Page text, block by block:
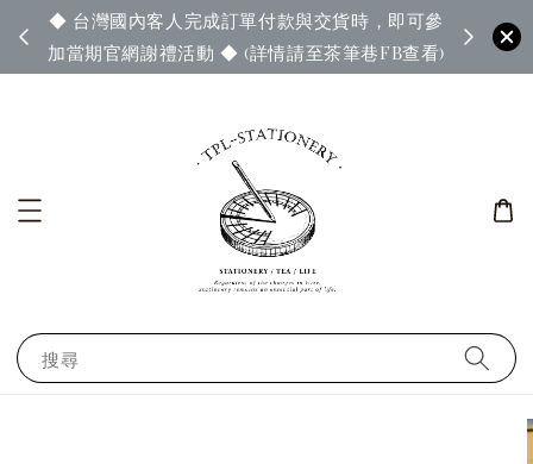
◆ 台灣國內客人完成訂單付款與交貨時，即可參
加當期官網謝禮活動 ◆ (詳情請至茶筆巷FB查看)
◆ 官
搜尋